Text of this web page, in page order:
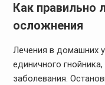
Как правильно
осложнения
Лечения в домашних
единичного
заболевания.